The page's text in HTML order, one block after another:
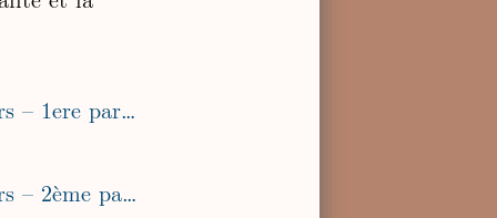
Les préparations biodynamiques ne sont pas des décomposeurs – 1ere partie
Les préparations biodynamiques ne sont pas des décomposeurs – 2ème partie